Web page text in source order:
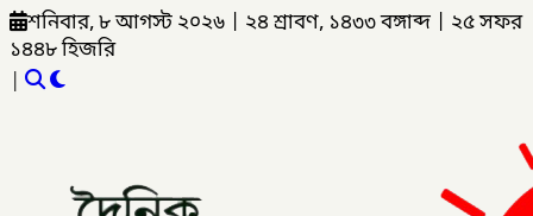
শনিবার, ৮ আগস্ট ২০২৬ ২৪ শ্রাবণ, ১৪৩৩ বঙ্গাব্দ
২৫ সফর
১৪৪৮ হিজরি
|